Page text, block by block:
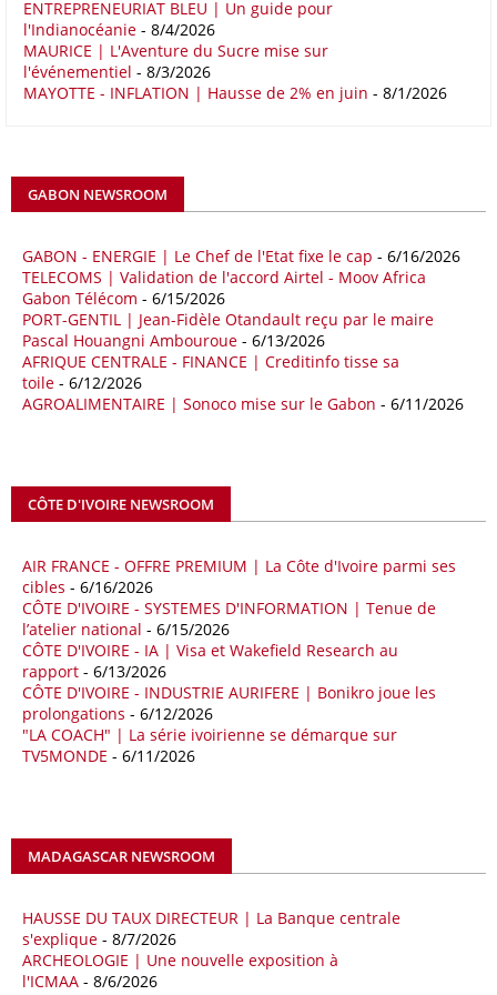
16/05/26 COMMERCE CHINE - AFRIQUE
Le déficit commercial de l’Afrique avec la Chine s’est creusé de 48,27
% au cours des quatre premiers mois de 2026 comparativement à la
même période de 2025 pour s’établir à 36,8 milliards de dollars, en
avril, à 81,82 milliards de dollars. Durant la même période, les
importations chinoises en provenance du continent ont atteint 45,02
quatre premiers mois de 2025.
09/05/26 ITALIE - LIBYE
Les deux pays veulent accélérer leurs projets gaziers communs, afin
de sécuriser davantage les approvisionnements énergétiques en
Méditerranée, dans un contexte marqué par des tensions
géopolitiques internationales et des perturbations sur le marché
mondial du gaz. Réunis à Rome le jeudi 7 mai, la Première ministre
coopération et les investissements dans le secteur énergétique. Cette
séquence survient alors que Rome cherche à réduire son exposition
18/04/26 ALGERIE - BP
La multinationale BP signe son retour en Algérie où un permis de
prospection d’hydrocarbures dans le bassin oriental lui a été attribué
par l’Agence nationale pour la valorisation des ressources en
hydrocarbures (ALNAFT). L’information rendue publique mercredi 15
avril par l’institution, intervient dans le cadre de sa politique de relance
de l’exploration. Le périmètre concerné se situe dans une zone de
l’est du pays jugée peu explorée malgré son potentiel. BP pourra y
lancer ses premières opérations de prospection sur le terrain portant
18/04/26 OUGANDA - CITIBANK
américaine Citibank pour arranger la mobilisation des financements
nécessaires à la construction du chemin de fer à écartement standard
(SGR) qui devrait relier la capitale Kampala à la frontière avec le
Kenya, pour un investissement de 2,7 milliards d'euros (3,19 milliards
ENTREPRENEURIAT BLEU | Un guide pour
l'Indianocéanie - 8/4/2026
MAURICE | L'Aventure du Sucre mise sur
l'événementiel - 8/3/2026
MAYOTTE - INFLATION | Hausse de 2% en juin - 8/1/2026
GABON NEWSROOM
GABON - ENERGIE | Le Chef de l'Etat fixe le cap - 6/16/2026
TELECOMS | Validation de l'accord Airtel - Moov Africa
Gabon Télécom - 6/15/2026
PORT-GENTIL | Jean-Fidèle Otandault reçu par le maire
Pascal Houangni Ambouroue - 6/13/2026
AFRIQUE CENTRALE - FINANCE | Creditinfo tisse sa
toile - 6/12/2026
AGROALIMENTAIRE | Sonoco mise sur le Gabon - 6/11/2026
CÔTE D'IVOIRE NEWSROOM
AIR FRANCE - OFFRE PREMIUM | La Côte d'Ivoire parmi ses
cibles - 6/16/2026
CÔTE D'IVOIRE - SYSTEMES D'INFORMATION | Tenue de
l’atelier national - 6/15/2026
CÔTE D'IVOIRE - IA | Visa et Wakefield Research au
rapport - 6/13/2026
CÔTE D'IVOIRE - INDUSTRIE AURIFERE | Bonikro joue les
prolongations - 6/12/2026
"LA COACH" | La série ivoirienne se démarque sur
TV5MONDE - 6/11/2026
MADAGASCAR NEWSROOM
HAUSSE DU TAUX DIRECTEUR | La Banque centrale
s'explique - 8/7/2026
ARCHEOLOGIE | Une nouvelle exposition à
l'ICMAA - 8/6/2026